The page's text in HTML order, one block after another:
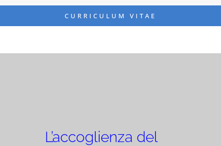
CURRICULUM VITAE
L’accoglienza del